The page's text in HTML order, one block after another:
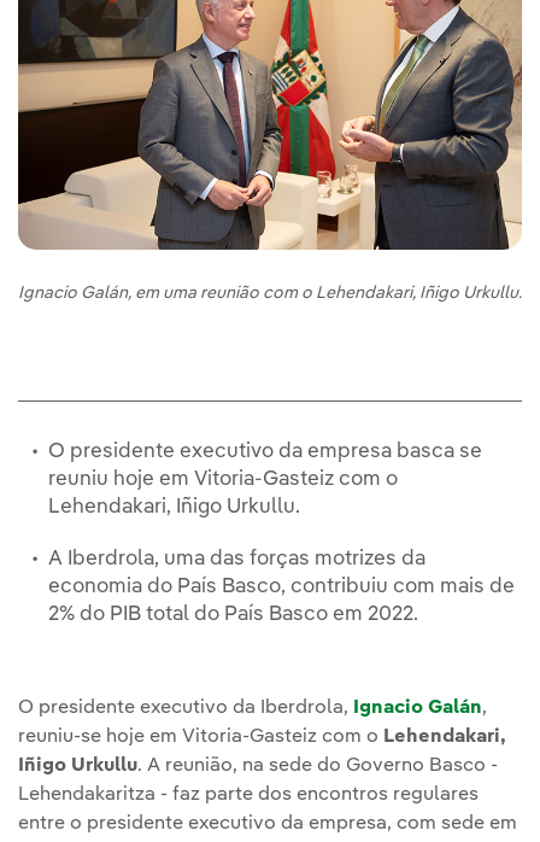
Ignacio Galán, em uma reunião com o Lehendakari, Iñigo Urkullu.
O presidente executivo da empresa basca se
reuniu hoje em Vitoria-Gasteiz com o
Lehendakari, Iñigo Urkullu.
A Iberdrola, uma das forças motrizes da
economia do País Basco, contribuiu com mais de
2% do PIB total do País Basco em 2022.
O presidente executivo da Iberdrola, Ignacio Galán,
reuniu-se hoje em Vitoria-Gasteiz com o Lehendakari,
Iñigo Urkullu. A reunião, na sede do Governo Basco -
Lehendakaritza - faz parte dos encontros regulares
entre o presidente executivo da empresa, com sede em